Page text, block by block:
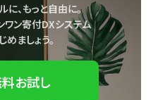
に、もっと自由に。
ン寄付DXシステム
ましょう。
お試し